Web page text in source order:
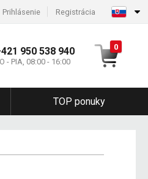
Prihlásenie Registrácia
950 538 940
- PIA, 08:00 - 16:00
0
TOP ponuky